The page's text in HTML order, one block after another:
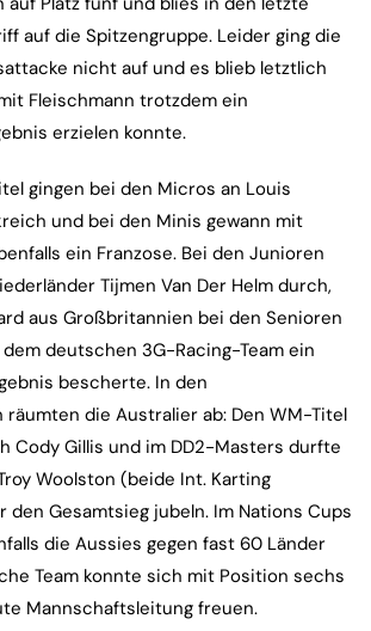
auf die Spitzengruppe. Leider ging die
nicht auf und es blieb letztlich
Fleischmann trotzdem ein
erzielen konnte.
gingen bei den Micros an Louis
und bei den Minis gewann mit
ein Franzose. Bei den Junioren
Tijmen Van Der Helm durch,
aus Großbritannien bei den Senioren
deutschen 3G-Racing-Team ein
bescherte. In den
räumten die Australier ab: Den WM-Titel
Cody Gillis und im DD2-Masters durfte
Woolston (beide Int. Karting
Gesamtsieg jubeln. Im Nations Cups
die Aussies gegen fast 60 Länder
Team konnte sich mit Position sechs
Mannschaftsleitung freuen.